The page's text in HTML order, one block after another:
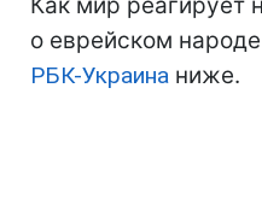
Как мир реагирует
о еврейском
РБК-Украина ниже.